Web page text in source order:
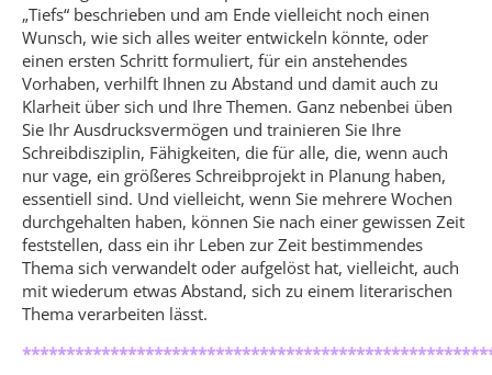
„Tiefs“ beschrieben und am Ende vielleicht noch einen
Wunsch, wie sich alles weiter entwickeln könnte, oder
einen ersten Schritt formuliert, für ein anstehendes
Vorhaben, verhilft Ihnen zu Abstand und damit auch zu
Klarheit über sich und Ihre Themen. Ganz nebenbei üben
Sie Ihr Ausdrucksvermögen und trainieren Sie Ihre
Schreibdisziplin, Fähigkeiten, die für alle, die, wenn auch
nur vage, ein größeres Schreibprojekt in Planung haben,
essentiell sind. Und vielleicht, wenn Sie mehrere Wochen
durchgehalten haben, können Sie nach einer gewissen Zeit
feststellen, dass ein ihr Leben zur Zeit bestimmendes
Thema sich verwandelt oder aufgelöst hat, vielleicht, auch
mit wiederum etwas Abstand, sich zu einem literarischen
Thema verarbeiten lässt.